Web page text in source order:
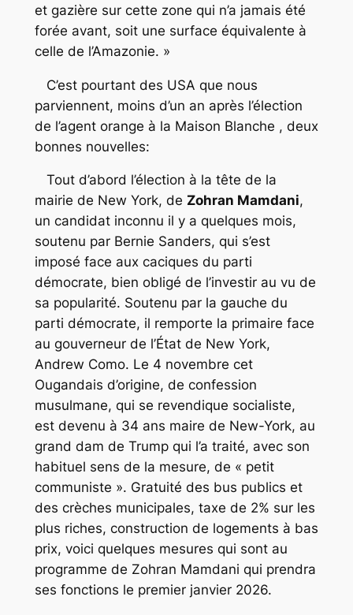
et gazière sur cette zone qui n’a jamais été
forée avant, soit une surface équivalente à
celle de l’Amazonie. »
C’est pourtant des USA que nous
parviennent, moins d’un an après l’élection
de l’agent orange à la Maison Blanche , deux
bonnes nouvelles:
Tout d’abord l’élection à la tête de la
mairie de New York, de Zohran Mamdani,
un candidat inconnu il y a quelques mois,
soutenu par Bernie Sanders, qui s’est
imposé face aux caciques du parti
démocrate, bien obligé de l’investir au vu de
sa popularité. Soutenu par la gauche du
parti démocrate, il remporte la primaire face
au gouverneur de l’État de New York,
Andrew Como. Le 4 novembre cet
Ougandais d’origine, de confession
musulmane, qui se revendique socialiste,
est devenu à 34 ans maire de New-York, au
grand dam de Trump qui l’a traité, avec son
habituel sens de la mesure, de « petit
communiste ». Gratuité des bus publics et
des crèches municipales, taxe de 2% sur les
plus riches, construction de logements à bas
prix, voici quelques mesures qui sont au
programme de Zohran Mamdani qui prendra
ses fonctions le premier janvier 2026.